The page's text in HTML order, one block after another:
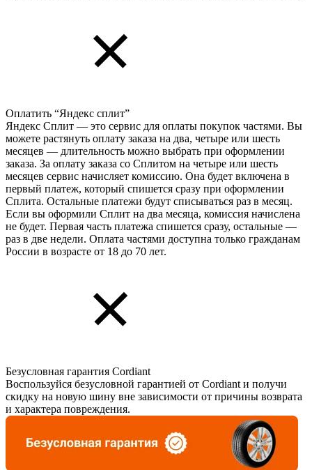
Оплатить “Яндекс сплит”
Яндекс Cплит — это сервис для оплаты покупок частями. Вы
можете растянуть оплату заказа на два, четыре или шесть
месяцев — длительность можно выбрать при оформлении
заказа. За оплату заказа со Сплитом на четыре или шесть
месяцев сервис начисляет комиссию. Она будет включена в
первый платеж, который спишется сразу при оформлении
Сплита. Остальные платежи будут списываться раз в месяц.
Если вы оформили Сплит на два месяца, комиссия начислена
не будет. Первая часть платежа спишется сразу, остальные —
раз в две недели. Оплата частями доступна только гражданам
России в возрасте от 18 до 70 лет.
Безусловная гарантия Cordiant
Воспользуйся безусловной гарантией от Cordiant и получи
скидку на новую шину вне зависимости от причины возврата
и характера повреждения.